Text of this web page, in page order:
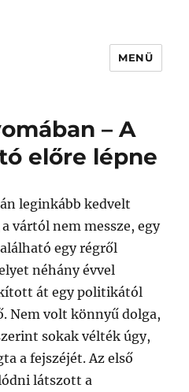
MENÜ
– A
előre lépne
leginkább kedvelt
vártól nem messze, egy
egy régről
néhány évvel
át egy politikától
Nem volt könnyű dolga,
sokak vélték úgy,
a fejszéjét. Az első
látszott a